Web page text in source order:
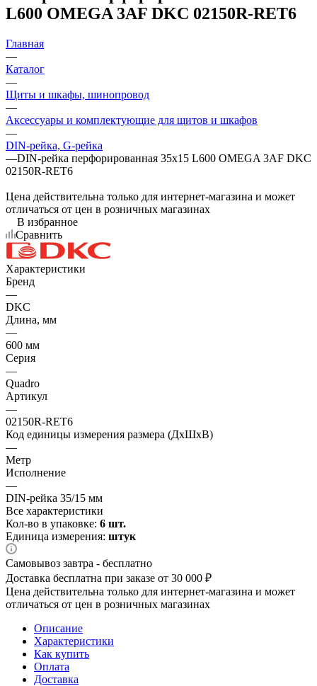
L600 OMEGA 3AF DKC 02150R-RET6
Главная
—
Каталог
—
Щиты и шкафы, шинопровод
—
Аксессуары и комплектующие для щитов и шкафов
—
DIN-рейка, G-рейка
—DIN-рейка перфорированная 35х15 L600 OMEGA 3AF DKC
02150R-RET6
Цена действительна только для интернет-магазина и может
отличаться от цен в розничных магазинах
В избранное
Сравнить
Характеристики
Бренд
—
DKC
Длина, мм
—
600 мм
Серия
—
Quadro
Артикул
—
02150R-RET6
Код единицы измерения размера (ДхШхВ)
—
Метр
Исполнение
—
DIN-рейка 35/15 мм
Все характеристики
Кол-во в упаковке: 6 шт.
Единица измерения: штук
Самовывоз завтра - бесплатно
Доставка бесплатна при заказе от 30 000 ₽
Цена действительна только для интернет-магазина и может
отличаться от цен в розничных магазинах
Описание
Характеристики
Как купить
Оплата
Доставка